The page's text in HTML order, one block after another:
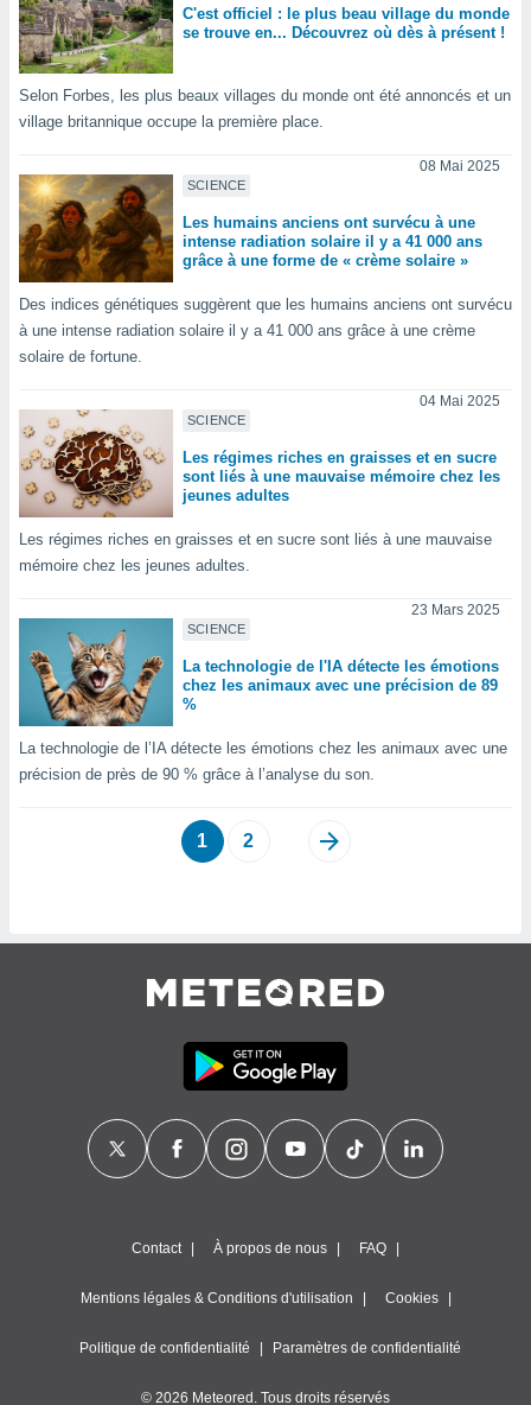
des
les
le
de
et
les
utiliser
par
des
et du
études
et
C'est officiel : le plus beau village du monde
se trouve en... Découvrez où dès à présent !
Selon Forbes, les plus beaux villages du monde ont été annoncés et un
village britannique occupe la première place.
SCIENCE
08 Mai 2025
Les humains anciens ont survécu à une
intense radiation solaire il y a 41 000 ans
grâce à une forme de « crème solaire »
Des indices génétiques suggèrent que les humains anciens ont survécu
à une intense radiation solaire il y a 41 000 ans grâce à une crème
solaire de fortune.
SCIENCE
04 Mai 2025
Les régimes riches en graisses et en sucre
sont liés à une mauvaise mémoire chez les
jeunes adultes
Les régimes riches en graisses et en sucre sont liés à une mauvaise
mémoire chez les jeunes adultes.
SCIENCE
23 Mars 2025
La technologie de l'IA détecte les émotions
chez les animaux avec une précision de 89
%
La technologie de l’IA détecte les émotions chez les animaux avec une
précision de près de 90 % grâce à l’analyse du son.
1 2
Contact À propos de nous FAQ
Mentions légales & Conditions d'utilisation Cookies
Politique de confidentialité Paramètres de confidentialité
© 2026 Meteored. Tous droits réservés